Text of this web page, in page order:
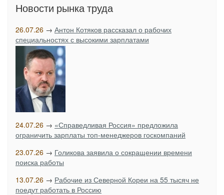
Новости рынка труда
26.07.26 → Антон Котяков рассказал о рабочих
специальностях с высокими зарплатами
24.07.26 → «Справедливая Россия» предложила
ограничить зарплаты топ-менеджеров госкомпаний
23.07.26 → Голикова заявила о сокращении времени
поиска работы
13.07.26 → Рабочие из Северной Кореи на 55 тысяч не
поедут работать в Россию